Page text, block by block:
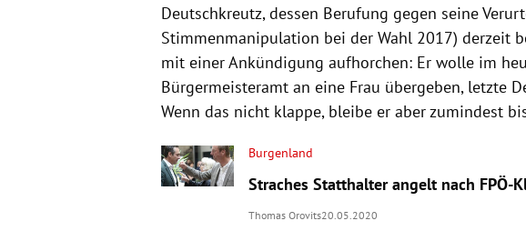
Deutschkreutz, dessen Berufung gegen seine
Stimmenmanipulation bei der Wahl 2017) derzeit
mit einer Ankündigung aufhorchen: Er wolle im
Bürgermeisteramt an eine Frau übergeben, letzte
Wenn das nicht klappe, bleibe er aber zumindest
Burgenland
Straches Statthalter angelt nach FPÖ-
Thomas Orovits20.05.2020